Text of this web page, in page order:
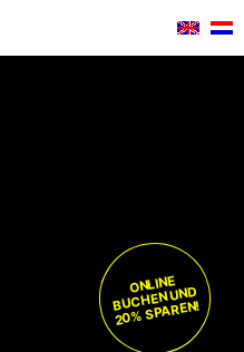
ONLINE
BUCHEN UND
20% SPAREN!